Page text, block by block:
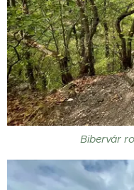
Bibervár